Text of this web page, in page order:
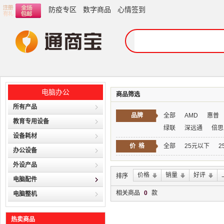
防疫专区 数字商品 心情签到
电脑办公
所有产品
教育专用设备
设备耗材
办公设备
外设产品
电脑配件
电脑整机
热卖商品
商品筛选
品牌 全部 AMD
惠普
绿联
深远通 倍思
价 格 全部 25元以下
排序 价格 销量 好评
相关商品 0 款